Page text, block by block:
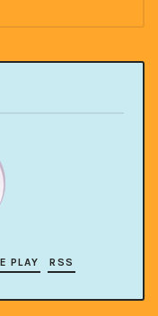
PLAY RSS